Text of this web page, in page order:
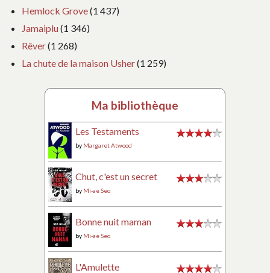
Hemlock Grove(1 437)
Jamaiplu(1 346)
Rêver(1 268)
La chute de la maison Usher(1 259)
Ma bibliothèque
Les Testaments
by Margaret Atwood
Chut, c'est un secret
by Mi-ae Seo
Bonne nuit maman
by Mi-ae Seo
L'Amulette